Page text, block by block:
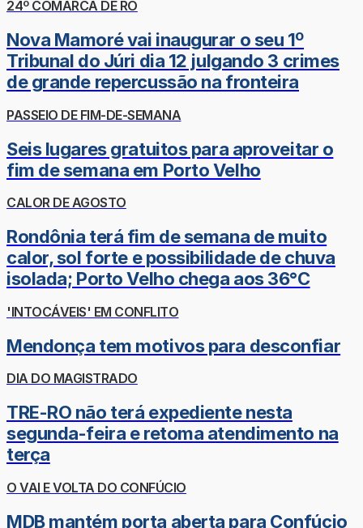
24º COMARCA DE RO
Nova Mamoré vai inaugurar o seu 1º
Tribunal do Júri dia 12 julgando 3 crimes
de grande repercussão na fronteira
PASSEIO DE FIM-DE-SEMANA
Seis lugares gratuitos para aproveitar o
fim de semana em Porto Velho
CALOR DE AGOSTO
Rondônia terá fim de semana de muito
calor, sol forte e possibilidade de chuva
isolada; Porto Velho chega aos 36°C
'INTOCÁVEIS' EM CONFLITO
Mendonça tem motivos para desconfiar
DIA DO MAGISTRADO
TRE-RO não terá expediente nesta
segunda-feira e retoma atendimento na
terça
O VAI E VOLTA DO CONFÚCIO
MDB mantém porta aberta para Confúcio